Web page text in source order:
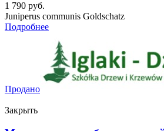
1 790 руб.
Juniperus communis Goldschatz
Подробнее
Продано
Закрыть